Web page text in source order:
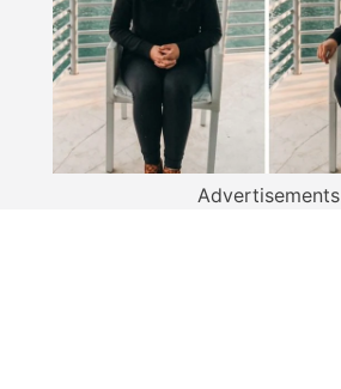
Advertisements